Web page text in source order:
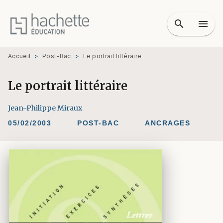
MENU RECHERCHE
PIED DE PAGE
search menu
Accueil > Post-Bac > Le portrait littéraire
Le portrait littéraire
Jean-Philippe Miraux
05/02/2003 POST-BAC ANCRAGES